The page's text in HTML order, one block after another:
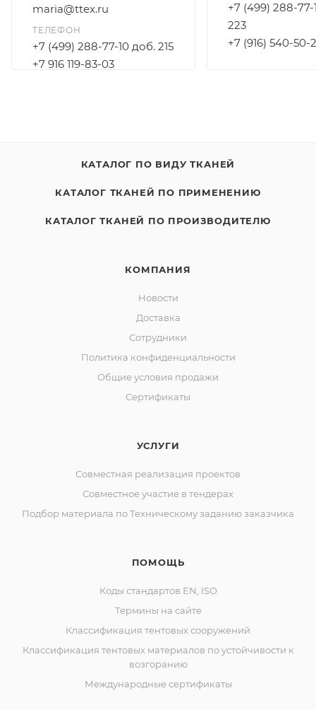
maria@ttex.ru
ТЕЛЕФОН
+7 (499) 288-77-10 доб. 215
+7 916 119-83-03
+7 (499) 288-77-
223
+7 (916) 540-50-
КАТАЛОГ ПО ВИДУ ТКАНЕЙ
КАТАЛОГ ТКАНЕЙ ПО ПРИМЕНЕНИЮ
КАТАЛОГ ТКАНЕЙ ПО ПРОИЗВОДИТЕЛЮ
КОМПАНИЯ
Новости
Доставка
Сотрудники
Политика конфиденциальности
Общие условия продажи
Сертификаты
УСЛУГИ
Совместная реализация проектов
Совместное участие в тендерах
Подбор материала по Техническому заданию заказчика
ПОМОЩЬ
Коды стандартов EN, ISO
Термины на сайте
Классификация тентовых сооружений
Классификация тентовых материалов по устойчивости к
возгоранию
Международные сертификаты